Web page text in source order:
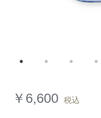
￥6,600 税込